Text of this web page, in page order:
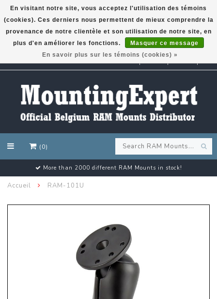
GARMIN GPS met een superkorting tot 50%? Klik hier!
(0)
More than 2000 different RAM Mounts in stock!
Accueil RAM-101U
En visitant notre site, vous acceptez l'utilisation des témoins
(cookies). Ces derniers nous permettent de mieux comprendre la
provenance de notre clientèle et son utilisation de notre site, en
plus d'en améliorer les fonctions.
Masquer ce message
En savoir plus sur les témoins (cookies) »